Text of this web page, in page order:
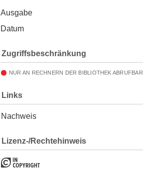
Ausgabe
Datum
Zugriffsbeschränkung
NUR AN RECHNERN DER BIBLIOTHEK ABRUFBAR
Links
Nachweis
Lizenz-/Rechtehinweis